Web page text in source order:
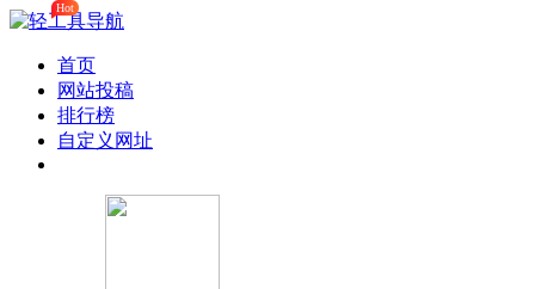
首页
网站投稿
排行榜
Hot
自定义网址